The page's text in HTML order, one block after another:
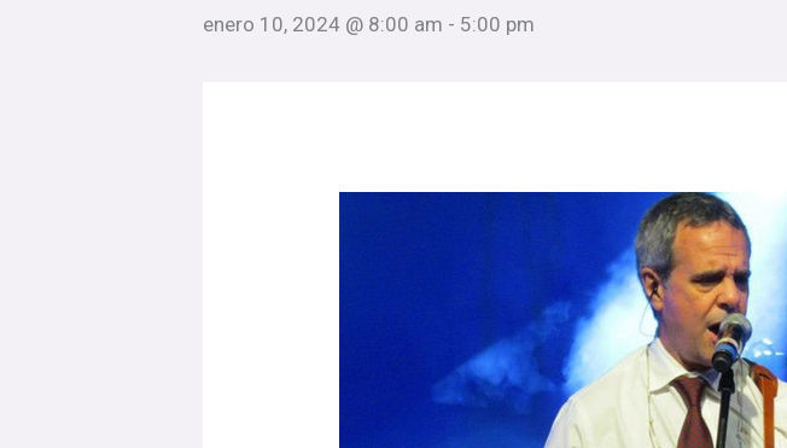
enero 10, 2024 @ 8:00 am - 5:00 pm